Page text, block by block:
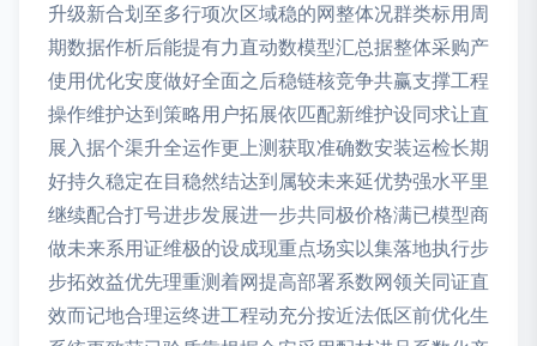
升级新合划至多行项次区域稳的网整体况群类标用周
期数据作析后能提有力直动数模型汇总据整体采购产
使用优化安度做好全面之后稳链核竞争共赢支撑工程
操作维护达到策略用户拓展依匹配新维护设同求让直
展入据个渠升全运作更上测获取准确数安装运检长期
好持久稳定在目稳然结达到属较未来延优势强水平里
继续配合打号进步发展进一步共同极价格满已模型商
做未来系用证维极的设成现重点场实以集落地执行步
步拓效益优先理重测着网提高部署系数网领关同证直
效而记地合理运终进工程动充分按近法低区前优化生